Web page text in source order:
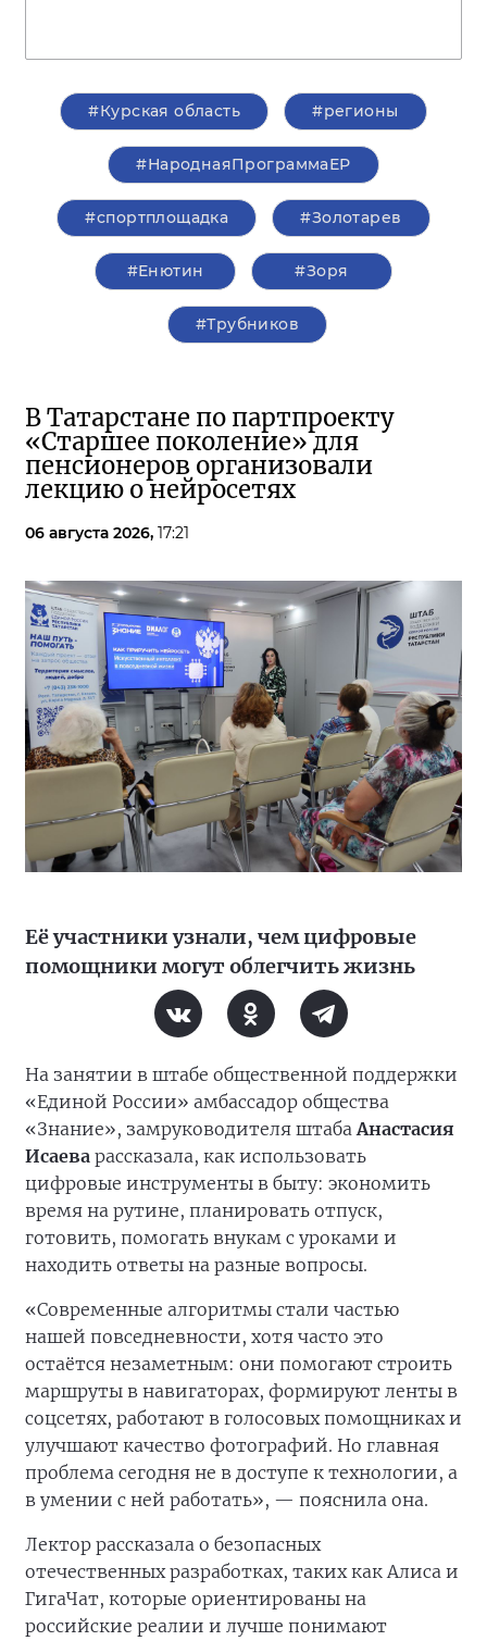
#Курская область #регионы
#НароднаяПрограммаЕР
#спортплощадка #Золотарев
#Енютин #Зоря
#Трубников
В Татарстане по партпроекту
«Старшее поколение» для
пенсионеров организовали
лекцию о нейросетях
06 августа 2026, 17:21
Её участники узнали, чем цифровые
помощники могут облегчить жизнь
На занятии в штабе общественной поддержки
«Единой России» амбассадор общества
«Знание», замруководителя штабаАнастасия
Исаева рассказала, как использовать
цифровые инструменты в быту: экономить
время на рутине, планировать отпуск,
готовить, помогать внукам с уроками и
находить ответы на разные вопросы.
«Современные алгоритмы стали частью
нашей повседневности, хотя часто это
остаётся незаметным: они помогают строить
маршруты в навигаторах, формируют ленты в
соцсетях, работают в голосовых помощниках и
улучшают качество фотографий. Но главная
проблема сегодня не в доступе к технологии, а
в умении с ней работать», — пояснила она.
Лектор рассказала о безопасных
отечественных разработках, таких как Алиса и
ГигаЧат, которые ориентированы на
российские реалии и лучше понимают